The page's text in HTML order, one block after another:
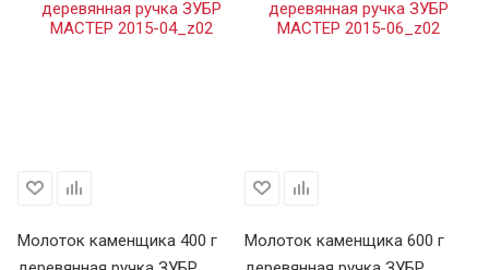
Молоток каменщика 400 г
Молоток каменщика 600 г